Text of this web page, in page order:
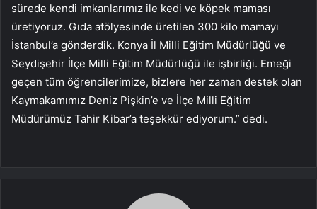
sürede kendi imkanlarımız ile kedi ve köpek maması
üretiyoruz. Gıda atölyesinde üretilen 300 kilo mamayı
İstanbul’a gönderdik. Konya İl Milli Eğitim Müdürlüğü ve
Seydişehir İlçe Milli Eğitim Müdürlüğü ile işbirliği. Emeği
geçen tüm öğrencilerimize, bizlere her zaman destek olan
Kaymakamımız Deniz Pişkin’e ve İlçe Milli Eğitim
Müdürümüz Tahir Kibar’a teşekkür ediyorum.” dedi.